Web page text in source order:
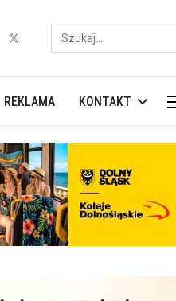
Szukaj
REKLAMA KONTAKT